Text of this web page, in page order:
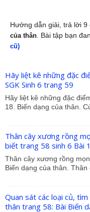
Hướng dẫn giải, trả lời 9
của thân . Bài tập bạn
cũ)
Hãy liệt kê những đặc
SGK Sinh 6 trang 59
Hãy liệt kê những đặc
18. Biến dạng của thân.
Thân cây xương rồng
biết trang 58 sinh 6 Bài
Thân cây xương rồng
Biến dạng của thân. Thân
Quan sát các loại củ,
thân trang 58: Bài Biến